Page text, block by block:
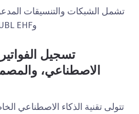
تشمل الشبكات والتنسيقات
وOIOUBL EHF وEdifact وغيرها.
تسجيل
الاصطناعي،
تتولى تقنية الذكاء الاصطناعي